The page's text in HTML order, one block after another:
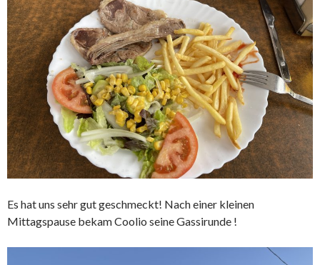
Es hat uns sehr gut geschmeckt! Nach einer kleinen
Mittagspause bekam Coolio seine Gassirunde !